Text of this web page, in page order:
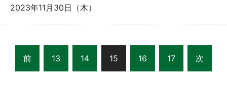
2023年11月30日（木）
前 13 14 15 16 17 次